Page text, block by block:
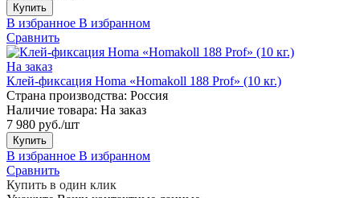
Купить
В избранное В избранном
Сравнить
На заказ
Клей-фиксация Homa «Homakoll 188 Prof» (10 кг.)
Страна производства: Россия
Наличие товара: На заказ
7 980 руб./шт
Купить
В избранное В избранном
Сравнить
Купить в один клик